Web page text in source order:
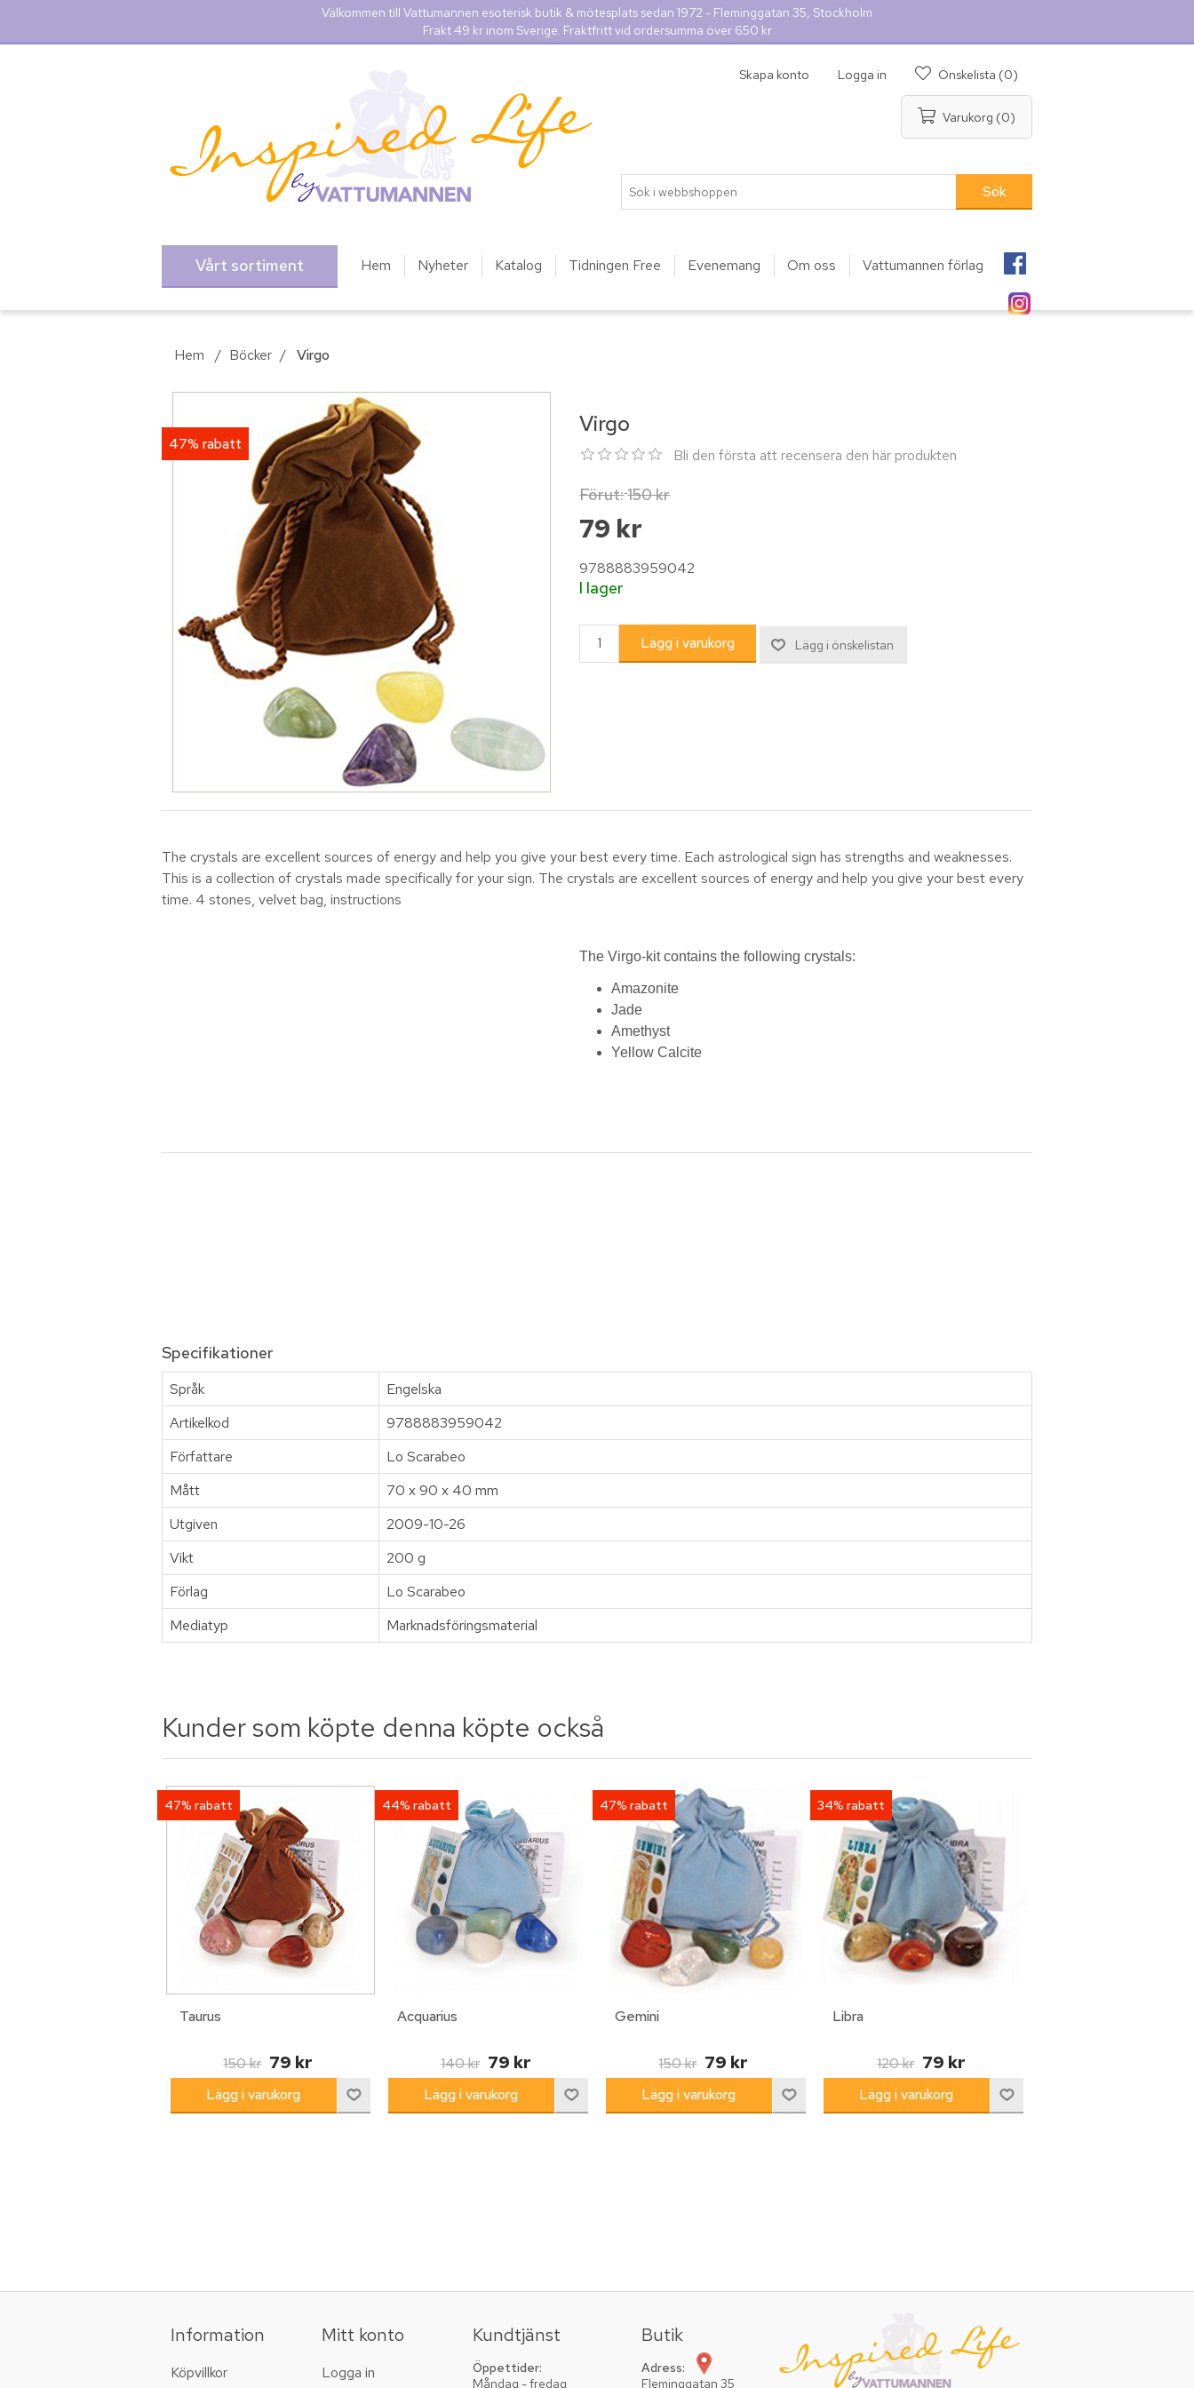
Välkommen till Vattumannen esoterisk butik & mötesplats sedan 1972 - Fleminggatan 35, Stockholm
Frakt 49 kr inom Sverige. Fraktfritt vid ordersumma över 650 kr
Skapa konto Logga in Önskelista (0)
Varukorg (0)
Vårt sortiment Hem Nyheter Katalog Tidningen Free Evenemang Om oss Vattumannen förlag
Hem / Böcker / Virgo
47% rabatt
Virgo
Bli den första att recensera den här produkten
Förut:150 kr
79 kr
9788883959042
I lager
The crystals are excellent sources of energy and help you give your best every time. Each astrological sign has strengths and weaknesses.
This is a collection of crystals made specifically for your sign. The crystals are excellent sources of energy and help you give your best every
time. 4 stones, velvet bag, instructions
The Virgo-kit contains the following crystals:
Amazonite
Jade
Amethyst
Yellow Calcite
Specifikationer
Språk
Engelska
Artikelkod
9788883959042
Författare
Lo Scarabeo
Mått
70 x 90 x 40 mm
Utgiven
2009-10-26
Vikt
200 g
Förlag
Lo Scarabeo
Mediatyp
Marknadsföringsmaterial
Kunder som köpte denna köpte också
47% rabatt
Taurus
150 kr 79 kr
44% rabatt
Acquarius
140 kr 79 kr
47% rabatt
Gemini
150 kr 79 kr
34% rabatt
Libra
120 kr 79 kr
Information
Köpvillkor
Mitt konto
Logga in
Kundtjänst
Öppettider:
Måndag - fredag
Butik
Adress:
Fleminggatan 35